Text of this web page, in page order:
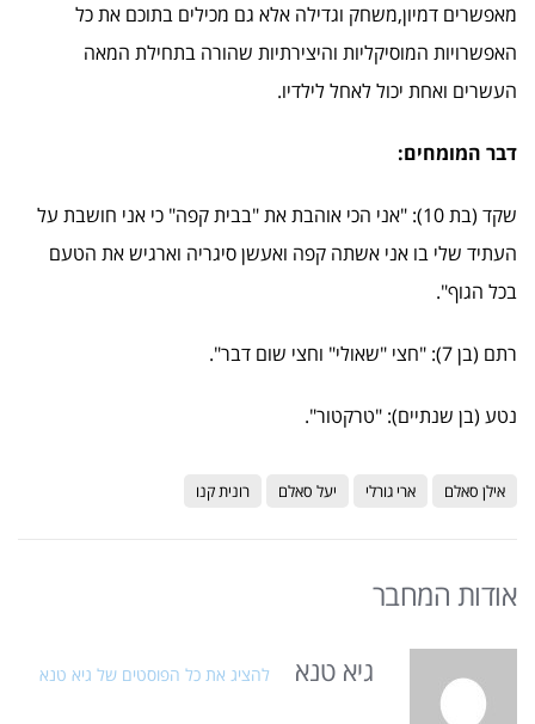
מאפשרים דמיון,משחק וגדילה אלא גם מכילים בתוכם את כל
האפשרויות המוסיקליות והיצירתיות שהורה בתחילת המאה
העשרים ואחת יכול לאחל לילדיו.
דבר המומחים:
שקד (בת 10): "אני הכי אוהבת את "בבית קפה" כי אני חושבת על
העתיד שלי בו אני אשתה קפה ואעשן סיגריה וארגיש את הטעם
בכל הגוף".
רתם (בן 7): "חצי "שאולי" וחצי שום דבר".
נטע (בן שנתיים): "טרקטור".
אילן סאלם ארי גורלי יעל סאלם רונית קנו
אודות המחבר
גיא טנא להציג את כל הפוסטים של גיא טנא